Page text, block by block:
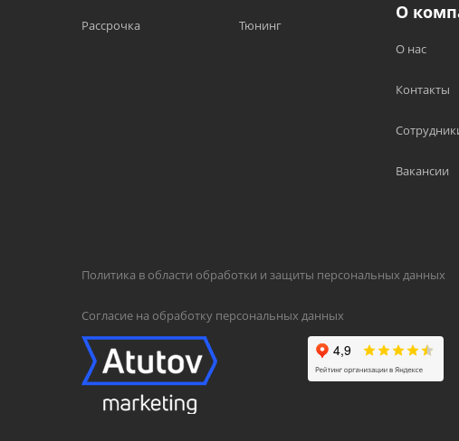
Рассрочка Тюнинг
О
О нас
Контакты
Вакансии
Политика в области обработки и защиты персональных данных
Согласие на обработку персональных данных